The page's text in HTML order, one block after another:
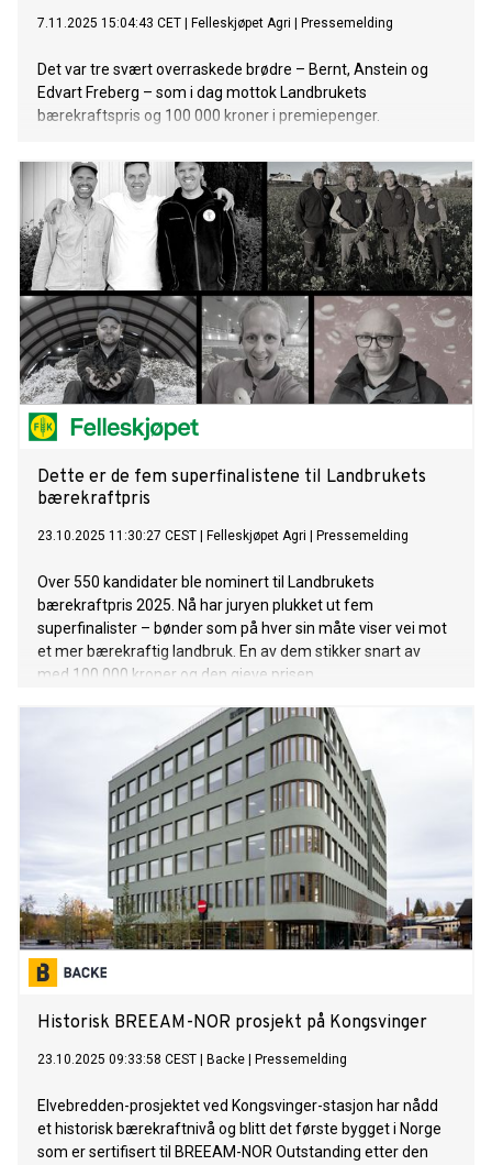
7.11.2025 15:04:43 CET Felleskjøpet Agri Pressemelding
Det var tre svært overraskede brødre – Bernt, Anstein og
Edvart Freberg – som i dag mottok Landbrukets
bærekraftspris og 100 000 kroner i premiepenger.
Dette er de fem superfinalistene til Landbrukets
bærekraftpris
23.10.2025 11:30:27 CEST Felleskjøpet Agri Pressemelding
Over 550 kandidater ble nominert til Landbrukets
bærekraftpris 2025. Nå har juryen plukket ut fem
superfinalister – bønder som på hver sin måte viser vei mot
et mer bærekraftig landbruk. En av dem stikker snart av
med 100 000 kroner og den gjeve prisen.
Historisk BREEAM-NOR prosjekt på Kongsvinger
23.10.2025 09:33:58 CEST Backe Pressemelding
Elvebredden-prosjektet ved Kongsvinger-stasjon har nådd
et historisk bærekraftnivå og blitt det første bygget i Norge
som er sertifisert til BREEAM-NOR Outstanding etter den